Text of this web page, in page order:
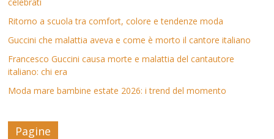
Ritorno a scuola tra comfort, colore e tendenze moda
Guccini che malattia aveva e come è morto il cantore italiano
Francesco Guccini causa morte e malattia del cantautore
italiano: chi era
Moda mare bambine estate 2026: i trend del momento
Pagine